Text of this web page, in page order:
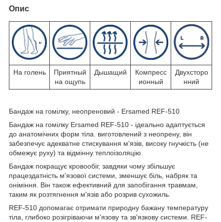
Опис
На голень
Приятный
на ощупь
Дышащий
Компресс
ионный
Двухсторо
нний
Бандаж на гомілку, неопреновий - Ersamed REF-510
Бандаж на гомілку Ersamed REF-510 - ідеально адаптується
до анатомічних форм тіла. виготовлений з неопрену, він
забезпечує адекватне стискування м'язів, високу гнучкість (не
обмежує руху) та відмінну теплоізоляцію.
Бандаж покращує кровообіг, завдяки чому збільшує
працездатність м'язової системи, зменшує біль, набряк та
оніміння. Він також ефективний для запобігання травмам,
таким як розтягнення м'язів або розрив сухожиль.
REF-510 допомагає отримати природну бажану температуру
тіла, глибоко розігріваючи м'язову та зв'язкову системи. REF-